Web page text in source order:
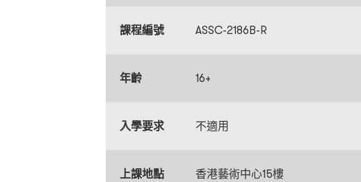
課程編號 ASSC-2186B-R
年齡 16+
入學要求 不適用
上課地點 香港藝術中心15樓